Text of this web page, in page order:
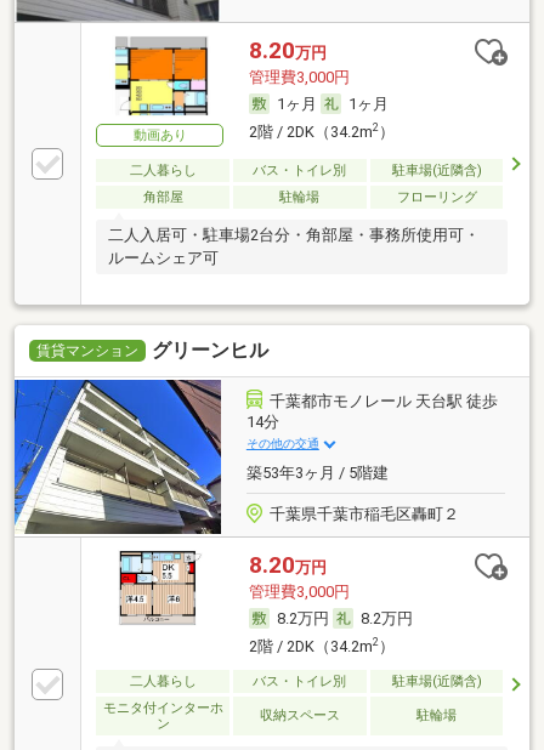
動画あり
8.20万円
管理費3,000円
1ヶ月
1ヶ月
2階 / 2DK（34.2m2）
二人暮らし バス・トイレ別
駐車場(近隣含)
角部屋
駐輪場 フローリング
二人入居可・駐車場2台分・角部屋・事務所使用可・
ルームシェア可
賃貸マンション グリーンヒル
千葉都市モノレール 天台駅 徒歩
14分
その他の交通
築53年3ヶ月 / 5階建
千葉県千葉市稲毛区轟町２
8.20万円
管理費3,000円
8.2万円
8.2万円
2階 / 2DK（34.2m2）
二人暮らし バス・トイレ別
駐車場(近隣含)
モニタ付インターホ
ン
収納スペース 駐輪場